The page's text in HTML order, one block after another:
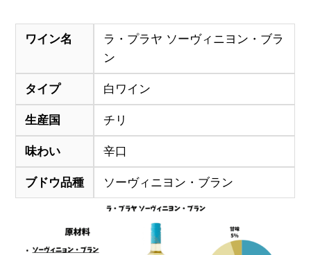
ワイン名
ラ・プラヤ ソーヴィニヨン・ブラ
ン
タイプ 白ワイン
生産国 チリ
味わい 辛口
ブドウ品種 ソーヴィニヨン・ブラン